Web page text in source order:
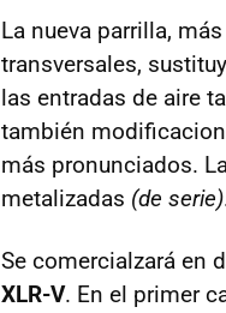
La nueva parrilla,
transversales,
las entradas de aire
también
más pronunciados.
metalizadas (de serie)
Se comercialzará en
XLR-V. En el primer